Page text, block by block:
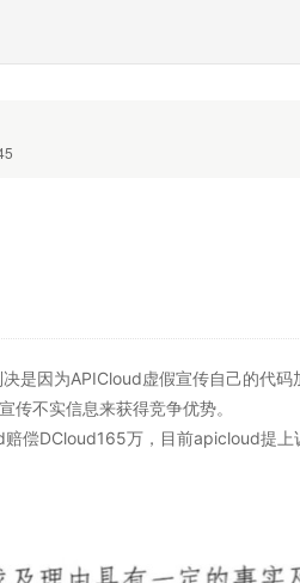
是因为APICloud虚假宣传自己的代码
传不实信息来获得竞争优势。
偿DCloud165万，目前apicloud提上